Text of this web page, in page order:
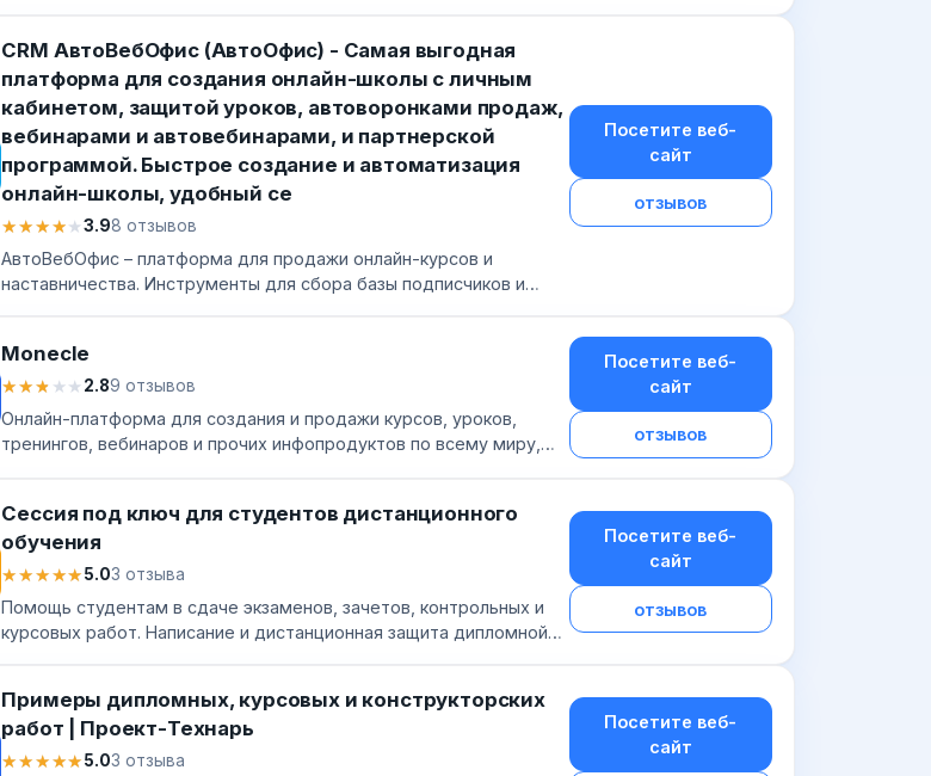
CRM АвтоВебОфис (АвтоОфис) - Самая выгодная
платформа для создания онлайн-школы с личным
кабинетом, защитой уроков, автоворонками продаж,
вебинарами и автовебинарами, и партнерской
программой. Быстрое создание и автоматизация
онлайн-школы, удобный се
★★★★★
★★★★★3.98 отзывов
АвтоВебОфис – платформа для продажи онлайн-курсов и
наставничества. Инструменты для сбора базы подписчиков и
Посетите веб-
сайт
отзывов
Monecle
★★★★★
★★★★★2.89 отзывов
Онлайн-платформа для создания и продажи курсов, уроков,
тренингов, вебинаров и прочих инфопродуктов по всему миру,
Посетите веб-
сайт
отзывов
Сессия под ключ для студентов дистанционного
обучения
★★★★★
★★★★★5.03 отзыва
Помощь студентам в сдаче экзаменов, зачетов, контрольных и
курсовых работ. Написание и дистанционная защита дипломной
Посетите веб-
сайт
отзывов
Примеры дипломных, курсовых и конструкторских
работ | Проект-Технарь
★★★★★
★★★★★5.03 отзыва
Посетите веб-
сайт